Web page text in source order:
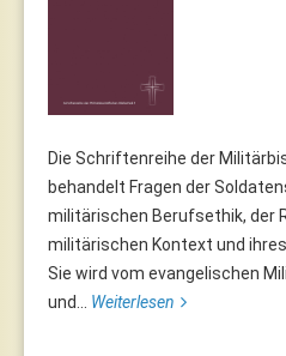
Die Schriftenreihe der
behandelt Fragen der
militärischen Berufsethik, der
militärischen Kontext und
Sie wird vom evangelischen
und... Weiterlesen